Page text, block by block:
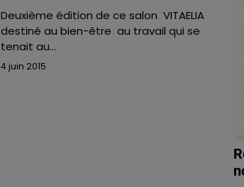
Deuxième édition de ce salon VITAELIA
destiné au bien-être au travail qui se
tenait au…
4 juin 2015